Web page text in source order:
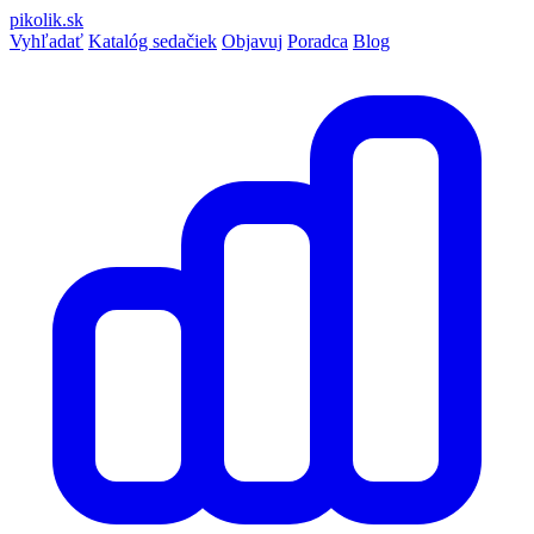
pikolik.sk
Vyhľadať Katalóg sedačiek Objavuj Poradca Blog